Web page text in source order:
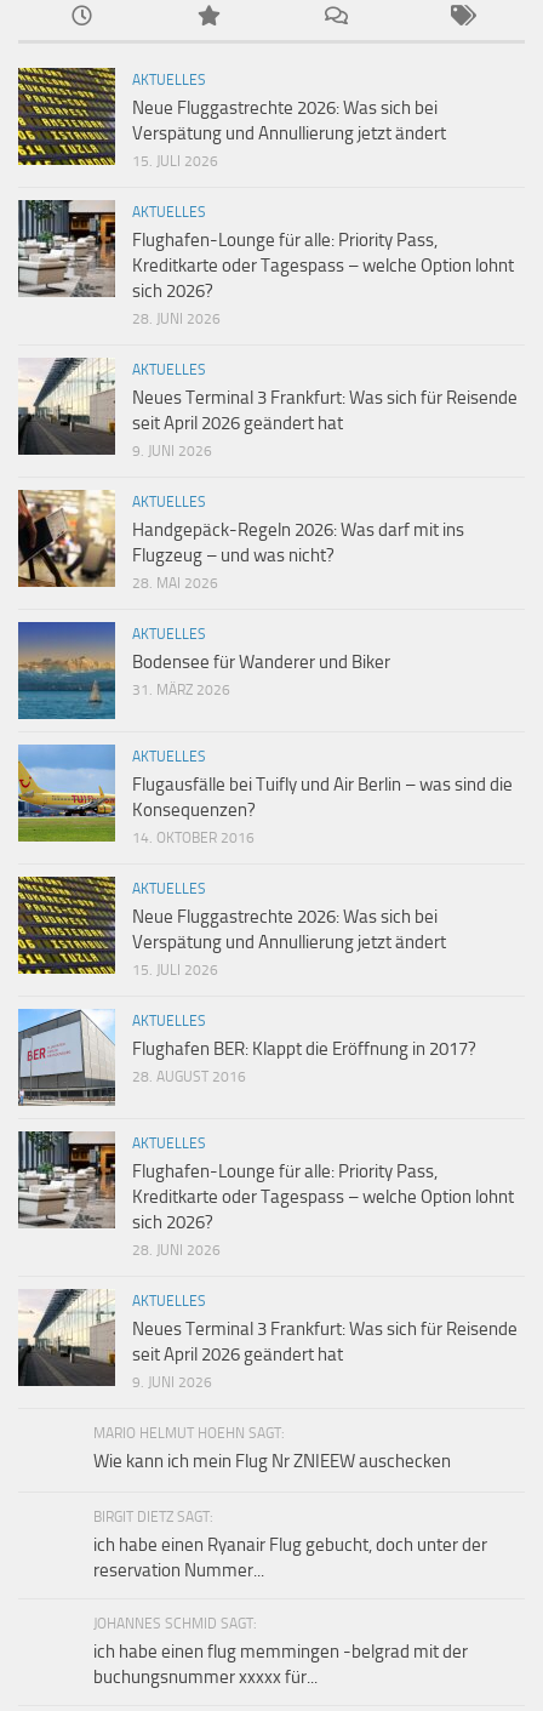
AKTUELLES
Neue Fluggastrechte 2026: Was sich bei
Verspätung und Annullierung jetzt ändert
15. JULI 2026
AKTUELLES
Flughafen-Lounge für alle: Priority Pass,
Kreditkarte oder Tagespass – welche Option lohnt
sich 2026?
28. JUNI 2026
AKTUELLES
Neues Terminal 3 Frankfurt: Was sich für Reisende
seit April 2026 geändert hat
9. JUNI 2026
AKTUELLES
Handgepäck-Regeln 2026: Was darf mit ins
Flugzeug – und was nicht?
28. MAI 2026
AKTUELLES
Bodensee für Wanderer und Biker
31. MÄRZ 2026
AKTUELLES
Flugausfälle bei Tuifly und Air Berlin – was sind die
Konsequenzen?
14. OKTOBER 2016
AKTUELLES
Neue Fluggastrechte 2026: Was sich bei
Verspätung und Annullierung jetzt ändert
15. JULI 2026
AKTUELLES
Flughafen BER: Klappt die Eröffnung in 2017?
28. AUGUST 2016
AKTUELLES
Flughafen-Lounge für alle: Priority Pass,
Kreditkarte oder Tagespass – welche Option lohnt
sich 2026?
28. JUNI 2026
AKTUELLES
Neues Terminal 3 Frankfurt: Was sich für Reisende
seit April 2026 geändert hat
9. JUNI 2026
MARIO HELMUT HOEHN SAGT:
Wie kann ich mein Flug Nr ZNIEEW auschecken
BIRGIT DIETZ SAGT:
ich habe einen Ryanair Flug gebucht, doch unter der
reservation Nummer...
JOHANNES SCHMID SAGT:
ich habe einen flug memmingen -belgrad mit der
buchungsnummer xxxxx für...